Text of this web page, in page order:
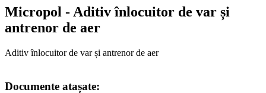
Micropol - Aditiv înlocuitor de var și
antrenor de aer
Aditiv înlocuitor de var și antrenor de aer
Documente atașate: